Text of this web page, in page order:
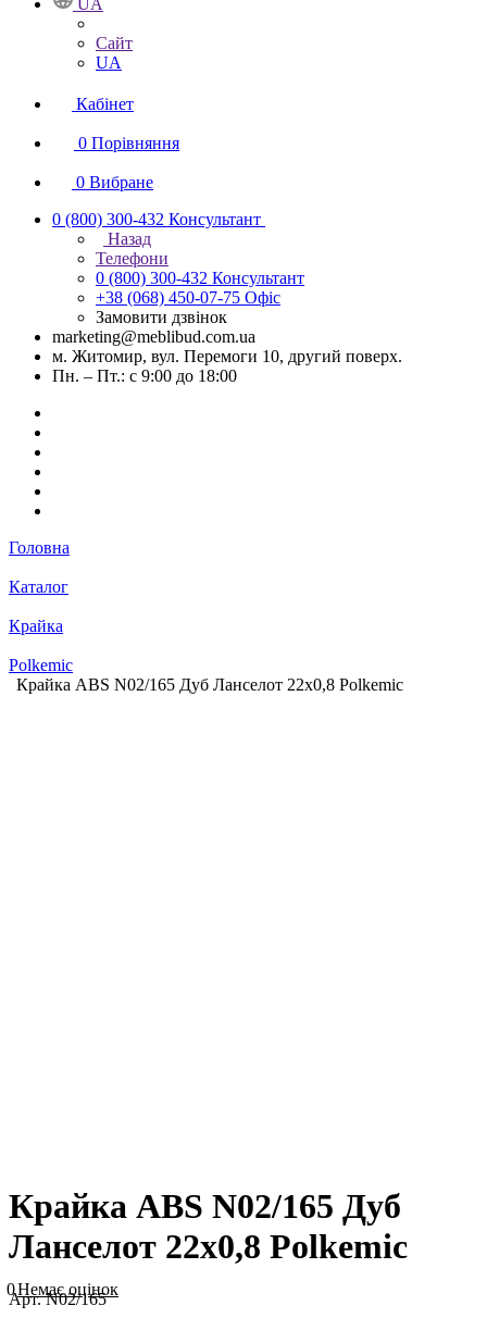
UA
Сайт
UA
Кабінет
0 Порівняння
0 Вибране
0 (800) 300-432 Консультант
Назад
Телефони
0 (800) 300-432 Консультант
+38 (068) 450-07-75 Офіс
Замовити дзвінок
marketing@meblibud.com.ua
м. Житомир, вул. Перемоги 10, другий поверх.
Пн. – Пт.: с 9:00 до 18:00
Головна
Каталог
Крайка
Polkemic
Крайка ABS N02/165 Дуб Ланселот 22х0,8 Polkemic
Крайка ABS N02/165 Дуб
Ланселот 22х0,8 Polkemic
0Немає оцінок
Арт.N02/165